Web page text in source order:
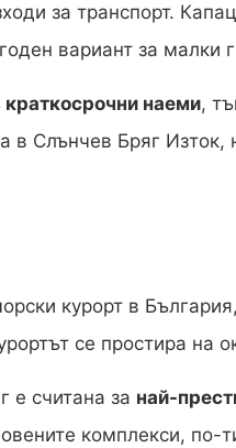
за транспорт.
вариант за малки
краткосрочни наеми,
в Слънчев Бряг
курорт в
се простира на
е считана за най-
комплекси, по-